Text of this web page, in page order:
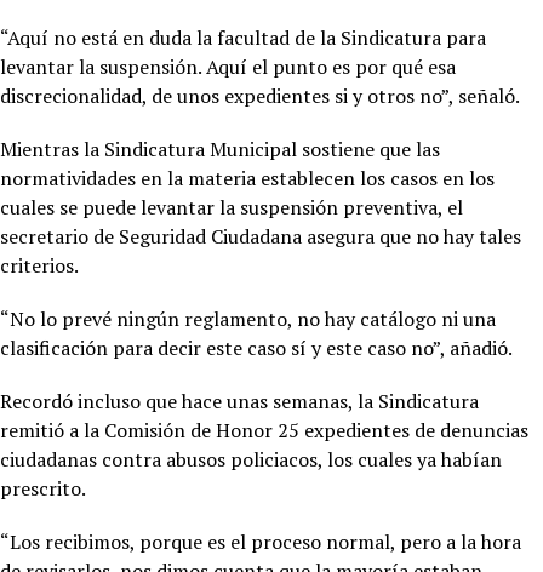
“Aquí no está en duda la facultad de la Sindicatura para
levantar la suspensión. Aquí el punto es por qué esa
discrecionalidad, de unos expedientes si y otros no”, señaló.
Mientras la Sindicatura Municipal sostiene que las
normatividades en la materia establecen los casos en los
cuales se puede levantar la suspensión preventiva, el
secretario de Seguridad Ciudadana asegura que no hay tales
criterios.
“No lo prevé ningún reglamento, no hay catálogo ni una
clasificación para decir este caso sí y este caso no”, añadió.
Recordó incluso que hace unas semanas, la Sindicatura
remitió a la Comisión de Honor 25 expedientes de denuncias
ciudadanas contra abusos policiacos, los cuales ya habían
prescrito.
“Los recibimos, porque es el proceso normal, pero a la hora